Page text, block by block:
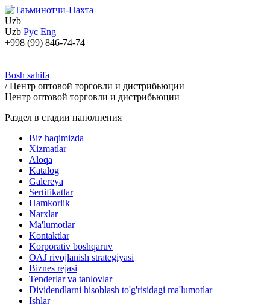
Uzb
Uzb Рус Eng
+998 (99) 846-74-74
Bosh sahifa
/Центр оптовой торговли и дистрибьюции
Центр оптовой торговли и дистрибьюции
Раздел в стадии наполнения
Biz haqimizda
Xizmatlar
Aloqa
Katalog
Galereya
Sertifikatlar
Hamkorlik
Narxlar
Ma'lumotlar
Kontaktlar
Korporativ boshqaruv
OAJ rivojlanish strategiyasi
Biznes rejasi
Tenderlar va tanlovlar
Dividendlarni hisoblash to'g'risidagi ma'lumotlar
Ishlar